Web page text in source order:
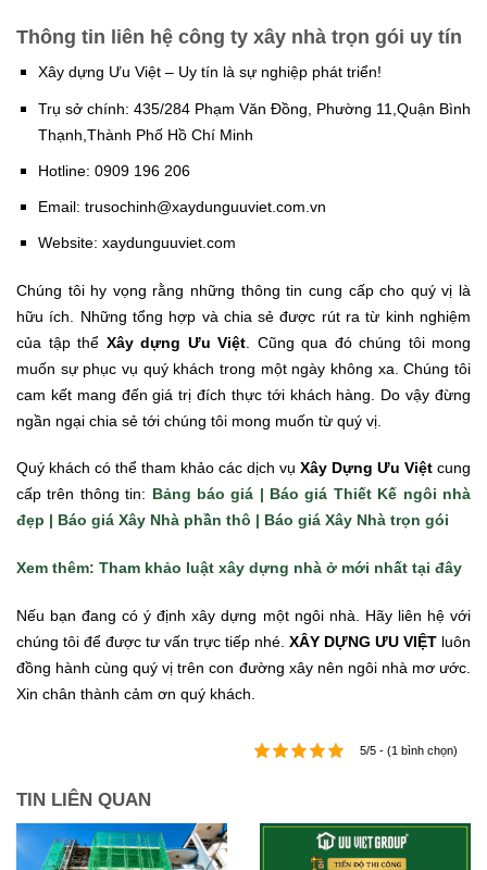
Thông tin liên hệ công ty xây nhà trọn gói uy tín
Xây dựng Ưu Việt – Uy tín là sự nghiệp phát triển!
Trụ sở chính: 435/284 Phạm Văn Đồng, Phường 11,Quận Bình
Thạnh,Thành Phố Hồ Chí Minh
Hotline: 0909 196 206
Email: trusochinh@xaydunguuviet.com.vn
Website: xaydunguuviet.com
Chúng tôi hy vọng rằng những thông tin cung cấp cho quý vị là
hữu ích. Những tổng hợp và chia sẻ được rút ra từ kinh nghiệm
của tập thể Xây dựng Ưu Việt . Cũng qua đó chúng tôi mong
muốn sự phục vụ quý khách trong một ngày không xa. Chúng tôi
cam kết mang đến giá trị đích thực tới khách hàng. Do vậy đừng
ngần ngại chia sẻ tới chúng tôi mong muốn từ quý vị.
Quý khách có thể tham khảo các dịch vụ Xây Dựng Ưu Việt cung
cấp trên thông tin: Bảng báo giá | Báo giá Thiết Kế ngôi nhà
đẹp | Báo giá Xây Nhà phần thô | Báo giá Xây Nhà trọn gói
Xem thêm: Tham khảo luật xây dựng nhà ở mới nhất tại đây
Nếu bạn đang có ý định xây dựng một ngôi nhà. Hãy liên hệ với
chúng tôi để được tư vấn trực tiếp nhé. XÂY DỰNG ƯU VIỆT luôn
đồng hành cùng quý vị trên con đường xây nên ngôi nhà mơ ước.
Xin chân thành cảm ơn quý khách.
5/5 - (1 bình chọn)
TIN LIÊN QUAN